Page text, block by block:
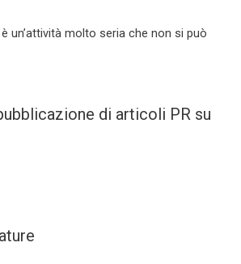
un’attività molto seria che non si può
di articoli PR su